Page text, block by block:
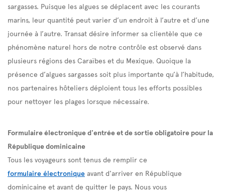
sargasses. Puisque les algues se déplacent avec les courants
marins, leur quantité peut varier d’un endroit à l’autre et d’une
journée à l’autre. Transat désire informer sa clientèle que ce
phénomène naturel hors de notre contrôle est observé dans
plusieurs régions des Caraïbes et du Mexique. Quoique la
présence d’algues sargasses soit plus importante qu’à l’habitude,
nos partenaires hôteliers déploient tous les efforts possibles
pour nettoyer les plages lorsque nécessaire.
Formulaire électronique d'entrée et de sortie obligatoire pour la
République dominicaine
Tous les voyageurs sont tenus de remplir ce
formulaire électronique avant d'arriver en République
dominicaine et avant de quitter le pays. Nous vous